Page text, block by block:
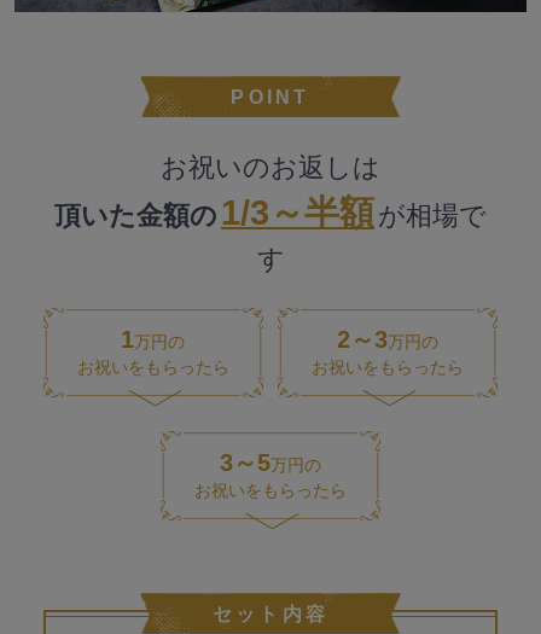
POINT
お祝いのお返しは
頂いた金額の 1/3～半額が相場で
す
1万円の
お祝いをもらったら
2～3万円の
お祝いをもらったら
3～5万円の
お祝いをもらったら
セット内容